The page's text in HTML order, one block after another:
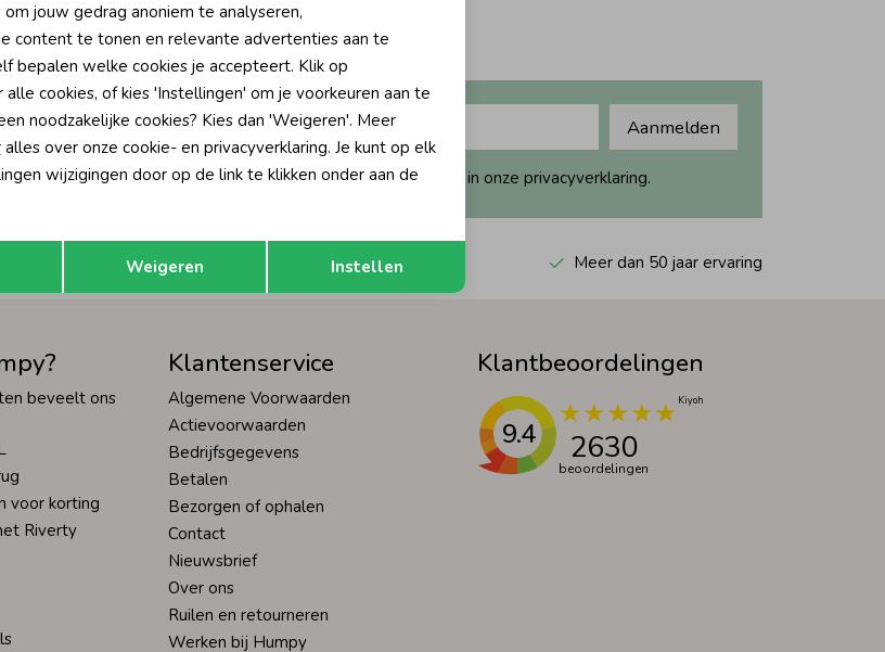
korting* op je
Aanmelden
Hoe we met je data omgaan? Bekijk dit in onze privacyverklaring.
voor korting Wij scoren een 9,4 op Kiyoh Meer dan 50 jaar ervaring
beveelt ons
voor korting
Riverty
Klantenservice
Algemene Voorwaarden
Actievoorwaarden
Bedrijfsgegevens
Betalen
Bezorgen of ophalen
Contact
Nieuwsbrief
Over ons
Ruilen en retourneren
Werken bij Humpy
Klantbeoordelingen
9.4 2630
beoordelingen
Opslaan
jouw gedrag anoniem te analyseren,
content te tonen en relevante advertenties aan te
bepalen welke cookies je accepteert. Klik op
cookies, of kies 'Instellingen' om je voorkeuren aan te
noodzakelijke cookies? Kies dan 'Weigeren'. Meer
alles over onze cookie- en privacyverklaring. Je kunt op elk
wijzigingen door op de link te klikken onder aan de
Weigeren Instellen